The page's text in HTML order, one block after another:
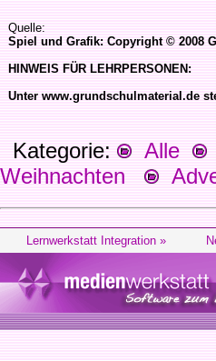
Quelle:
Spiel und Grafik: Copyright © 2008
HINWEIS FÜR LEHRPERSONEN:
Unter www.grundschulmaterial.de
Kategorie: Alle
Weihnachten
Lernwerkstatt Integration »